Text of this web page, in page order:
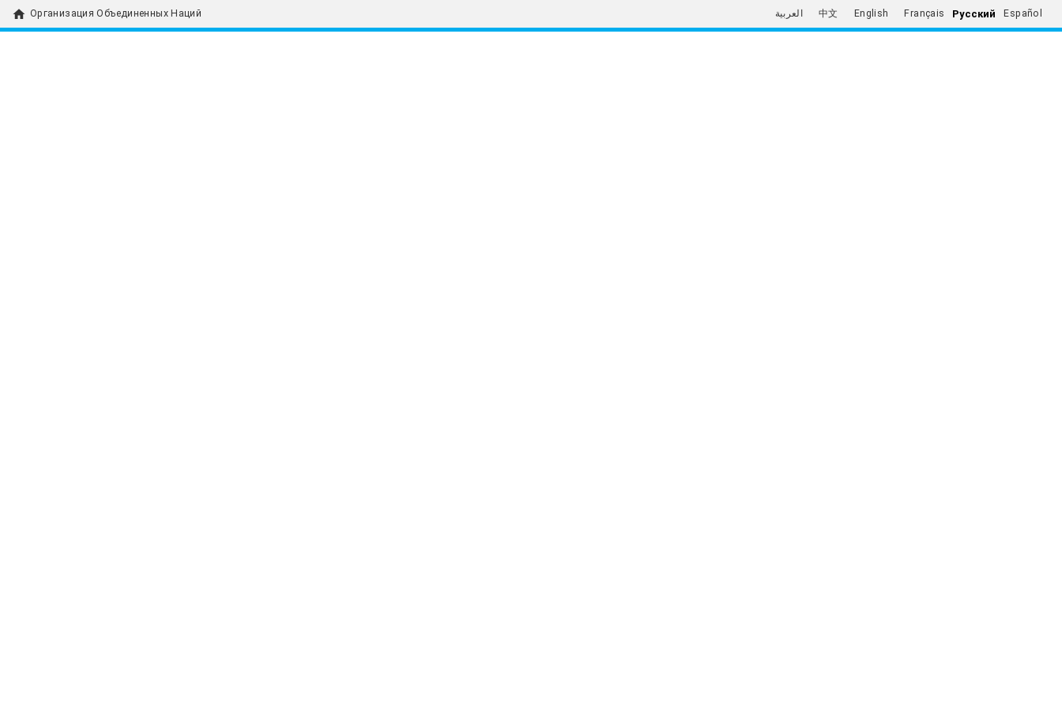
home Организация Объединенных Наций العربية 中文 English Français Русский Español